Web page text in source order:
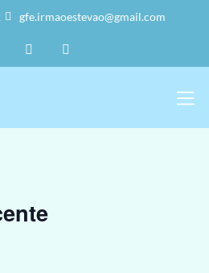
gfe.irmaoestevao@gmail.com